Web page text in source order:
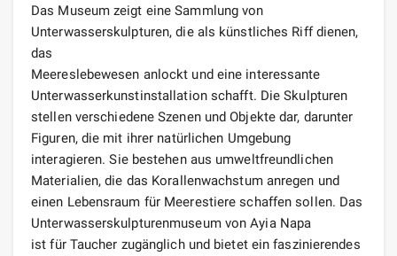
Das Museum zeigt eine Sammlung von
Unterwasserskulpturen, die als künstliches Riff dienen,
das
Meereslebewesen anlockt und eine interessante
Unterwasserkunstinstallation schafft. Die Skulpturen
stellen verschiedene Szenen und Objekte dar, darunter
Figuren, die mit ihrer natürlichen Umgebung
interagieren. Sie bestehen aus umweltfreundlichen
Materialien, die das Korallenwachstum anregen und
einen Lebensraum für Meerestiere schaffen sollen. Das
Unterwasserskulpturenmuseum von Ayia Napa
ist für Taucher zugänglich und bietet ein faszinierendes